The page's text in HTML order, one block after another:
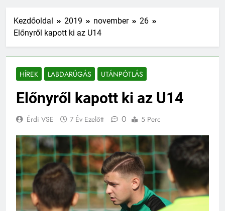
Kezdőoldal 2019 november
26
Előnyről kapott ki az U14
HÍREK LABDARÚGÁS UTÁNPÓTLÁS
Előnyről kapott ki az U14
Érdi VSE 7 Év Ezelőtt 0 5 Perc